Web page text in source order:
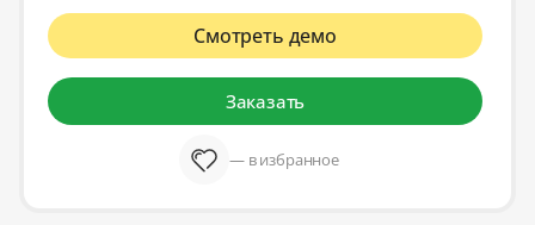
Смотреть демо
Заказать
— в избранное